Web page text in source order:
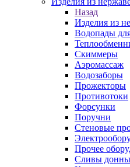
Назад
Изделия из
Водопады
Скиммеры
Аэромассаж
Водозаборы
Прожекторы
Противотоки
Форсунки
Поручни
Стеновые
Прочее
Сливы